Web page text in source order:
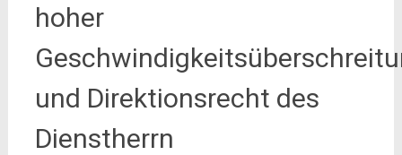
hoher
und Direktionsrecht des
Dienstherrn